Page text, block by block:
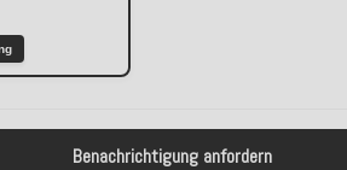
Benachrichtigung anfordern